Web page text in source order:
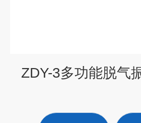
ZDY-3多功能脱气